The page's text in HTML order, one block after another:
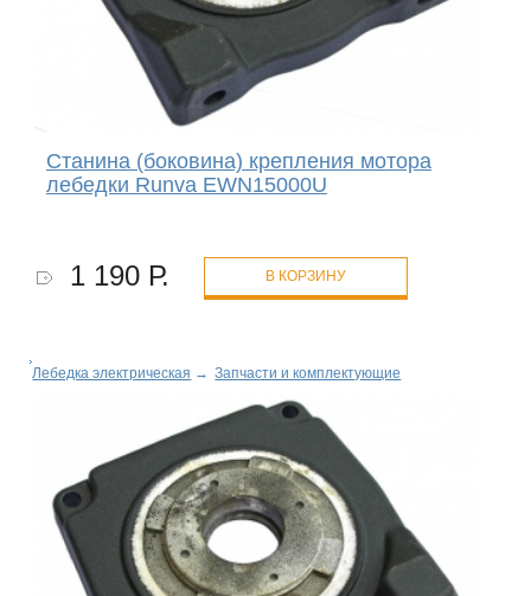
Станина (боковина) крепления мотора
лебедки Runva EWN15000U
1 190 Р. В КОРЗИНУ
Лебедка электрическая → Запчасти и комплектующие